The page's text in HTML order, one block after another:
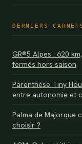
DERNIERS
GR®5 Alpes : 620
fermés hors saison
Parenthèse Tiny
entre autonomie et
Palma de Majorque
choisir ?